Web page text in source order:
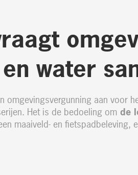
water
omgevingsvergunning aan voor
Het is de bedoeling om de
maaiveld- en